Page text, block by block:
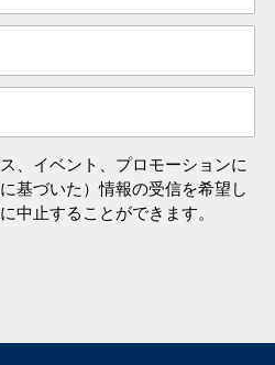
、イベント、プロモーションに
基づいた）情報の受信を希望し
中止することができます。